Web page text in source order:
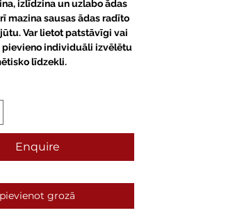
izlīdzina un uzlabo ādas
mazina sausas ādas radīto
Var lietot patstāvīgi vai
pievieno individuāli izvēlētu
līdzekli.
Enquire
pievienot grozā